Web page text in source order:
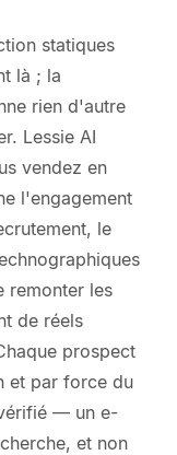
statiques
là ; la
rien d'autre
Lessie AI
vendez en
l'engagement
le
remonter les
de réels
prospect
et par force du
— un e-
et non